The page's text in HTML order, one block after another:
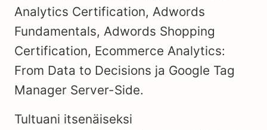
Analytics Certification, Adwords
Fundamentals, Adwords Shopping
Certification, Ecommerce Analytics:
From Data to Decisions ja Google Tag
Manager Server-Side.
Tultuani itsenäiseksi